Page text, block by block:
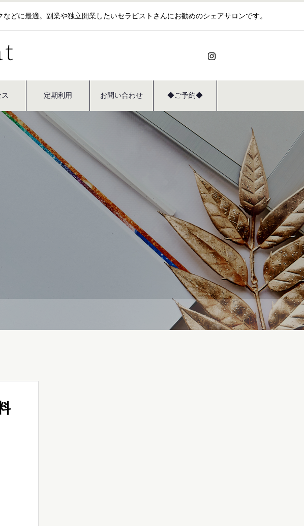
どに最適。副業や独立開業したいセラピストさんにお勧めのシェアサロンです。
定期利用 お問い合わせ ◆ご予約◆